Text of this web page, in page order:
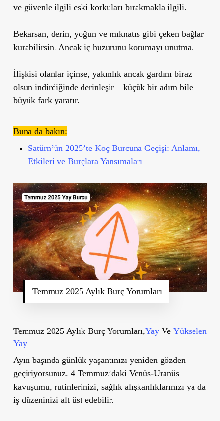
ve güvenle ilgili eski korkuları bırakmakla ilgili.
Bekarsan, derin, yoğun ve mıknatıs gibi çeken bağlar
kurabilirsin. Ancak iç huzurunu korumayı unutma.
İlişkisi olanlar içinse, yakınlık ancak gardını biraz
olsun indirdiğinde derinleşir – küçük bir adım bile
büyük fark yaratır.
Buna da bakın:
Satürn’ün 2025’te Koç Burcuna Geçişi: Anlamı,
Etkileri ve Burçlara Yansımaları
Temmuz 2025 Aylık Burç Yorumları
Temmuz 2025 Aylık Burç Yorumları,YayVe Yükselen
Yay
Ayın başında günlük yaşantınızı yeniden gözden
geçiriyorsunuz. 4 Temmuz’daki Venüs-Uranüs
kavuşumu, rutinlerinizi, sağlık alışkanlıklarınızı ya da
iş düzeninizi alt üst edebilir.